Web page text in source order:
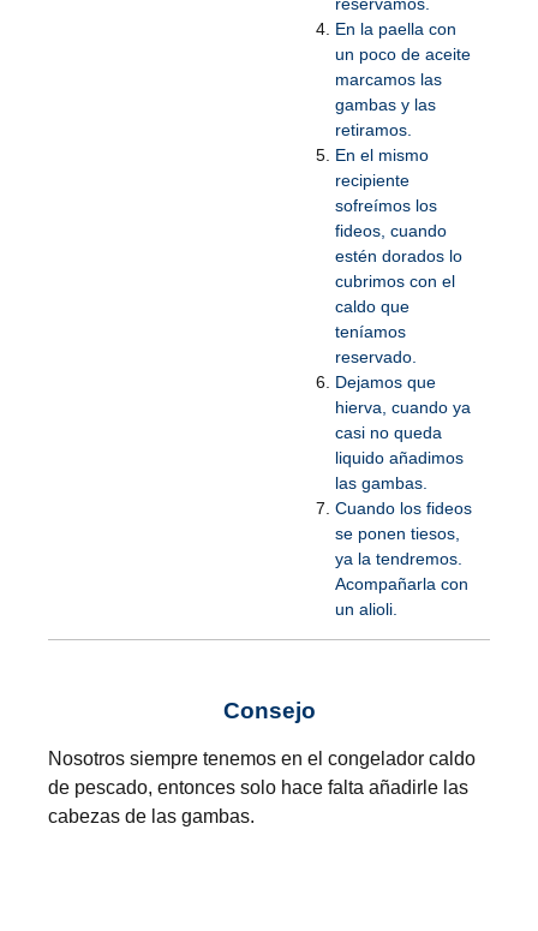
En la paella con
un poco de aceite
marcamos las
gambas y las
retiramos.
En el mismo
recipiente
sofreímos los
fideos, cuando
estén dorados lo
cubrimos con el
caldo que
teníamos
reservado.
Dejamos que
hierva, cuando ya
casi no queda
liquido añadimos
las gambas.
Cuando los fideos
se ponen tiesos,
ya la tendremos.
Acompañarla con
un alioli.
Consejo
Nosotros siempre tenemos en el congelador caldo
de pescado, entonces solo hace falta añadirle las
cabezas de las gambas.